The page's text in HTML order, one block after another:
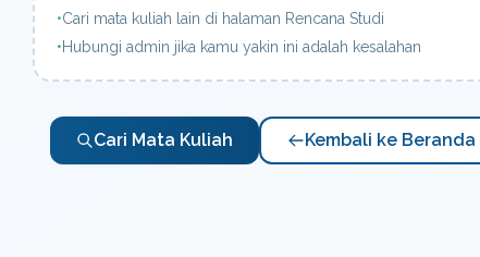
•Cari mata kuliah lain di halaman Rencana Studi
•Hubungi admin jika kamu yakin ini adalah kesalahan
Cari Mata Kuliah Kembali ke Beranda